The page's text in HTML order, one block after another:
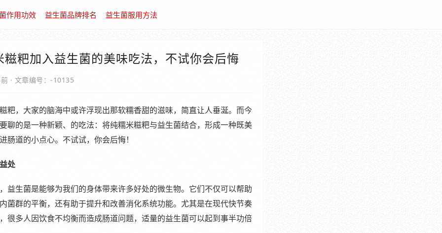
作用功效 益生菌品牌排名 益生菌服用方法
糍粑加入益生菌的美味吃法，不试你会后悔
· 文章编号：-10135
粑，大家的脑海中或许浮现出那软糯香甜的滋味，简直让人垂涎。而今
聊的是一种新颖、的吃法：将纯糯米糍粑与益生菌结合，形成一种既美
肠道的小点心。不试试，你会后悔！
处
益生菌是能够为我们的身体带来许多好处的微生物。它们不仅可以帮助
菌群的平衡，还有助于提升和改善消化系统功能。尤其是在现代快节奏
很多人因饮食不均衡而造成肠道问题，适量的益生菌可以起到事半功倍